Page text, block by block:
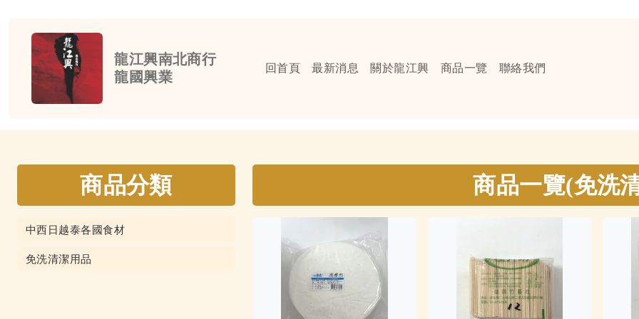
龍江興南北商行
龍國興業
回首頁 最新消息 關於龍江興 商品一覽 聯絡我們
商品分類
中西日越泰各國食材
免洗清潔用品
商品一覽(免洗